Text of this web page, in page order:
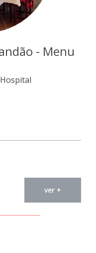
- Menu
ver +